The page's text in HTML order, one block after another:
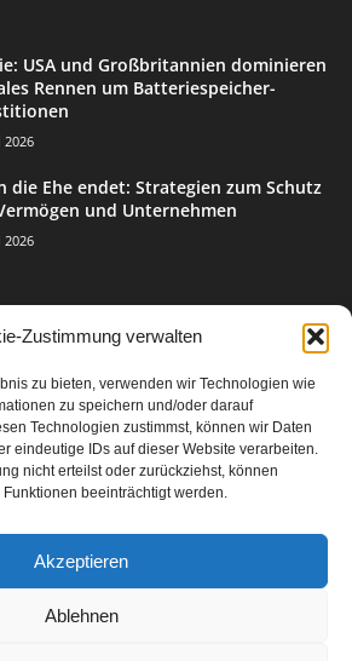
Zustimmung verwalten
zu bieten, verwenden wir Technologien wie
zu speichern und/oder darauf
Technologien zustimmst, können wir Daten
eindeutige IDs auf dieser Website verarbeiten.
nicht erteilst oder zurückziehst, können
beeinträchtigt werden.
Akzeptieren
Ablehnen
USA und Großbritannien dominieren
Rennen um Batteriespeicher-
2026
die Ehe endet: Strategien zum Schutz
und Unternehmen
2026
3003
2067
567